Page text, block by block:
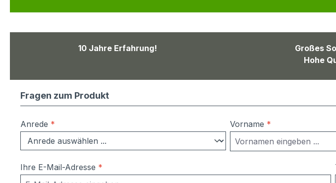
10 Jahre Erfahrung!
Großes
Hohe
Fragen zum Produkt
Anrede * Vorname *
Ihre E-Mail-Adresse *